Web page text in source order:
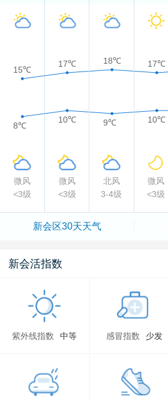
15℃
17℃ 18℃ 17℃
8℃
10℃ 9℃ 10℃
微风 微风 北风 微风
<3级
<3级 3-4级 <3级
新会区30天天气
新会活指数
紫外线指数 中等 感冒指数 少发